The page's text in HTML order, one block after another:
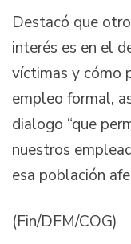
Destacó que
interés es en el
víctimas y cómo
empleo formal,
dialogo “que
nuestros
esa población
(Fin/DFM/COG)